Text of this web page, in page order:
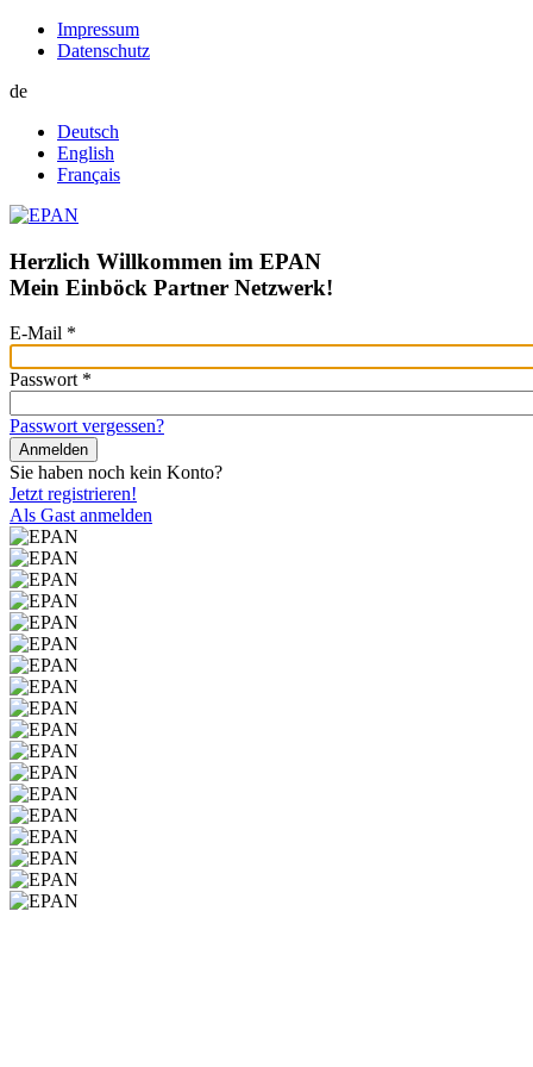
Impressum
Datenschutz
de
Deutsch
English
Français
Herzlich Willkommen im EPAN
Mein Einböck Partner Netzwerk!
E-Mail *
Passwort *
Passwort vergessen?
Sie haben noch kein Konto?
Jetzt registrieren!
Als Gast anmelden